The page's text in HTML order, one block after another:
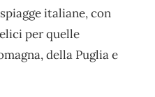
italiane, con
per quelle
della Puglia e